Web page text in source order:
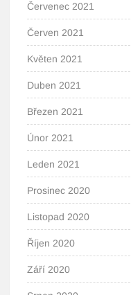
Červenec 2021
Červen 2021
Květen 2021
Duben 2021
Březen 2021
Únor 2021
Leden 2021
Prosinec 2020
Listopad 2020
Říjen 2020
Září 2020